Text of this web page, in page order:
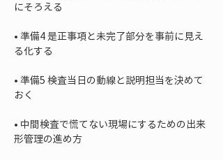
• 準備4 是正事項と未完了部分を事前に見え
• 準備5 検査当日の動線と説明担当を決めて
• 中間検査で慌てない現場にするための出来
形管理の進め方